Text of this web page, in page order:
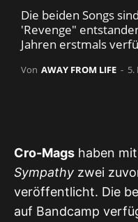
Die beiden Songs
'Revenge"
Jahren erstmals
Von AWAY FROM LIFE - 5.
Cro-Mags haben mit
Sympathy zwei
veröffentlicht. Die
auf Bandcamp